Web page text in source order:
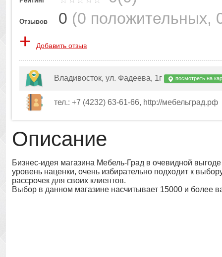
Отзывов 0 (0 положительных,
+ Добавить отзыв
Владивосток, ул. Фадеева, 1г посмотреть на
тел.: +7 (4232) 63-61-66, http://мебельград.рф
Описание
Бизнес-идея магазина Мебель-Град в очевидной
уровень наценки, очень избирательно подходит к
рассрочек для своих клиентов.
Выбор в данном магазине насчитывает 15000 и более